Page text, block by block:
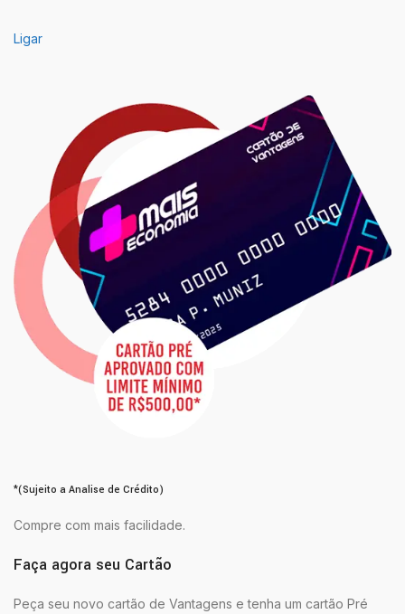
Ligar
*(Sujeito a Analise de Crédito)
Compre com mais facilidade.
Faça agora seu Cartão
Peça seu novo cartão de Vantagens e tenha um cartão Pré